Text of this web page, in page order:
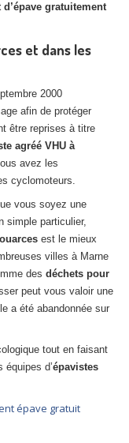
d’épave gratuitement
et dans les
2000
afin de protéger
être reprises à titre
agréé VHU à
avez les
cyclomoteurs.
vous soyez une
simple particulier,
est le mieux
villes à Marne
des déchets pour
peut vous valoir une
a été abandonnée sur
tout en faisant
d’épavistes
épave gratuit